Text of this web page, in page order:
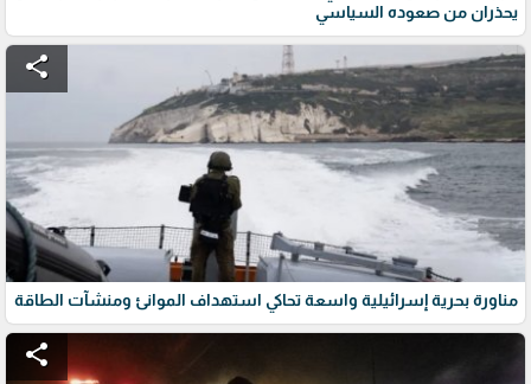
يحذران من صعوده السياسي
share
مناورة بحرية إسرائيلية واسعة تحاكي استهداف الموانئ ومنشآت الطاقة
share